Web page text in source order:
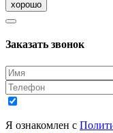
хорошо
Заказать звонок
Я ознакомлен с